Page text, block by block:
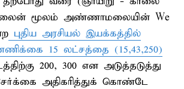
மூலம் அண்ணாமலையின் We
புதிய அரசியல் இயக்கத்தில்
15 லட்சத்தை (15,43,250)
200, 300 என அடுத்தடுத்து
அதிகரித்துக் கொண்டே